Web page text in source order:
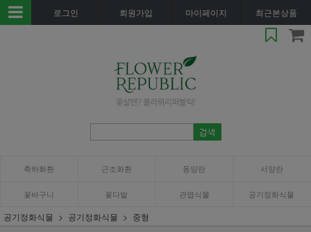
로그인 회원가입 마이페이지 최근본상품
축하화환 근조화환 동양란 서양란
꽃바구니 꽃다발 관엽식물 공기정화식물
공기정화식물 공기정화식물 중형